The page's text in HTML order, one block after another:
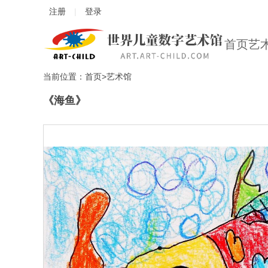
注册 登录
首页艺
当前位置： 首页 艺术馆
《海鱼》